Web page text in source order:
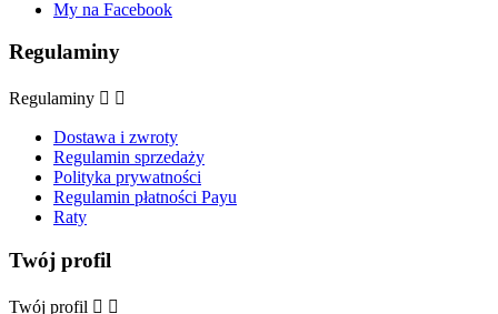
My na Facebook
Regulaminy
Regulaminy  
Dostawa i zwroty
Regulamin sprzedaży
Polityka prywatności
Regulamin płatności Payu
Raty
Twój profil
Twój profil  